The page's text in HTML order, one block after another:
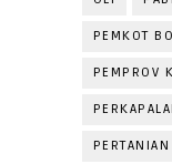
PEMKOT
PEMPROV
PERTANIAN